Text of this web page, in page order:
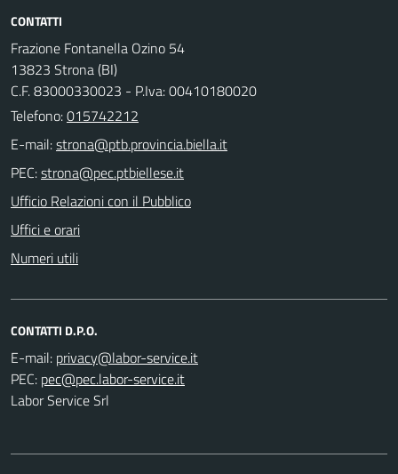
CONTATTI
Frazione Fontanella Ozino 54
13823 Strona (BI)
C.F. 83000330023 - P.Iva: 00410180020
Telefono:015742212
E-mail:
PEC:
Ufficio Relazioni con il Pubblico
Uffici e orari
Numeri utili
CONTATTI D.P.O.
E-mail:
PEC:
Labor Service Srl